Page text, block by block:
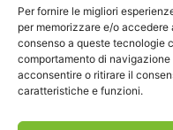
Per fornire le migliori
per memorizzare e/o
consenso a queste tecnologie
comportamento di
acconsentire o ritirare il
caratteristiche e funzioni.